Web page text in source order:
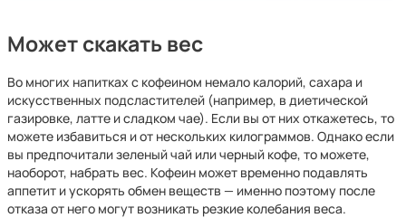
Может скакать вес
Во многих напитках с кофеином немало калорий, сахара и
искусственных подсластителей (например, в диетической
газировке, латте и сладком чае). Если вы от них откажетесь, то
можете избавиться и от нескольких килограммов. Однако если
вы предпочитали зеленый чай или черный кофе, то можете,
наоборот, набрать вес. Кофеин может временно подавлять
аппетит и ускорять обмен веществ — именно поэтому после
отказа от него могут возникать резкие колебания веса.